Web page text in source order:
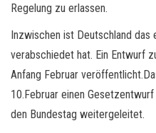
Regelung zu erlassen.
Inzwischen ist Deutschland
verabschiedet hat. Ein Entwurf
Anfang Februar
10.Februar einen
den Bundestag weitergeleitet.